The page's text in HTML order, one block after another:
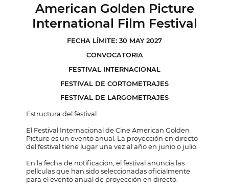
American Golden Picture
International Film Festival
FECHA LÍMITE: 30 MAY 2027
CONVOCATORIA
FESTIVAL INTERNACIONAL
FESTIVAL DE CORTOMETRAJES
FESTIVAL DE LARGOMETRAJES
Estructura del festival
El Festival Internacional de Cine American Golden
Picture es un evento anual. La proyección en directo
del festival tiene lugar una vez al año en junio o julio.
En la fecha de notificación, el festival anuncia las
películas que han sido seleccionadas oficialmente
para el evento anual de proyección en directo.